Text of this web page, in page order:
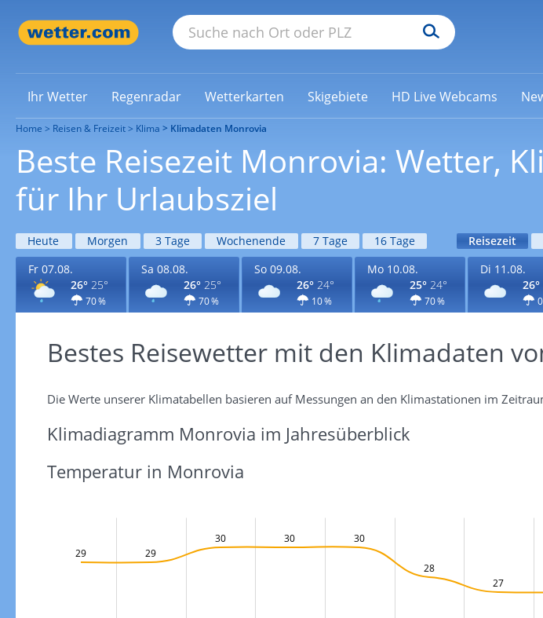
Ihr Wetter Regenradar Wetterkarten Skigebiete HD Live Webcams
Home Reisen & Freizeit Klima Klimadaten Monrovia
Beste Reisezeit Monrovia: Wetter,
für Ihr Urlaubsziel
Heute Morgen 3 Tage Wochenende 7 Tage 16 Tage Reisezeit
Fr 07.08.
26° 25°
70 %
Sa 08.08.
26° 25°
70 %
So 09.08.
26° 24°
10 %
Mo 10.08.
25° 24°
70 %
Di 11.08.
26°
Bestes Reisewetter mit den Klimadaten
Die Werte unserer Klimatabellen basieren auf Messungen an den Klimastationen im
Klimadiagramm Monrovia im Jahresüberblick
Temperatur in Monrovia
29 29
30 30 30
28
27